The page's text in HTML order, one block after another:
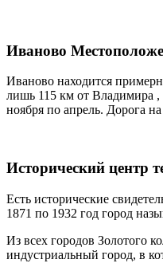
Иваново
Иваново находится
лишь 115 км от Владимира ,
ноября по апрель. Дорога
Исторический центр
Есть исторические
1871 по 1932 год город
Из всех городов Золотого
индустриальный город, в